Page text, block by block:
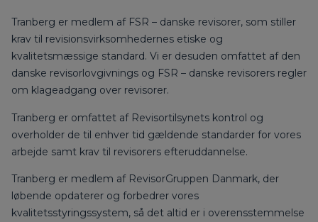
Tranberg er medlem af FSR – danske revisorer, som stiller
krav til revisionsvirksomhedernes etiske og
kvalitetsmæssige standard. Vi er desuden omfattet af den
danske revisorlovgivnings og FSR – danske revisorers regler
om klageadgang over revisorer.
Tranberg er omfattet af Revisortilsynets kontrol og
overholder de til enhver tid gældende standarder for vores
arbejde samt krav til revisorers efteruddannelse.
Tranberg er medlem af RevisorGruppen Danmark, der
løbende opdaterer og forbedrer vores
kvalitetsstyringssystem, så det altid er i overensstemmelse